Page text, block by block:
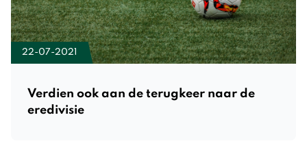
22-07-2021
Verdien ook aan de terugkeer naar de
eredivisie